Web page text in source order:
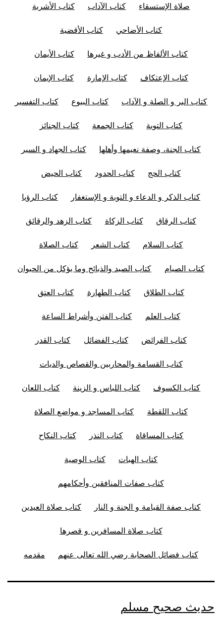
صلاة الإستسقاء كتاب الآداب كتاب الأشربة
كتاب الأضاحي كتاب الأقضية
كتاب الألفاظ من الأدب و غيرها كتاب الأيمان
كتاب الإعتكاف كتاب الإمارة كتاب الإيمان
كتاب البر و الصلة و الآداب كتاب البيوع كتاب التفسير
كتاب التوبة كتاب الجمعة كتاب الجنائز
كتاب الجنة، وصفة نعيمها وأهلها كتاب الجهاد و السير
كتاب الحج كتاب الحدود كتاب الحيض
كتاب الذكر و الدعاء و التوبة و الإستغفار كتاب الرؤيا
كتاب الرقاق كتاب الزكاة كتاب الزهد والرقائق
كتاب السلام كتاب الشعر كتاب الصلاة
كتاب الصيام كتاب الصيد والذبائح وما يؤكل من الحيوان
كتاب الطلاق كتاب الطهارة كتاب العتق
كتاب العلم كتاب الفتن وأشراط الساعة
كتاب الفرائض كتاب الفضائل كتاب القدر
كتاب القسامة والمحاربين والقصاص والديات
كتاب الكسوف كتاب اللباس و الزينة كتاب اللعان
كتاب اللقطة كتاب المساجد و مواضع الصلاة
كتاب المساقاة كتاب النذر كتاب النكاح
كتاب الهبات كتاب الوصية
كتاب صفات المنافقين وأحكامهم
كتاب صفة القيامة و الجنة و النار كتاب صلاة العيدين
كتاب صلاة المسافرين و قصرها
كتاب فضائل الصحابة رضي الله تعالى عنهم مقدمه
حديث صحيح مسلم